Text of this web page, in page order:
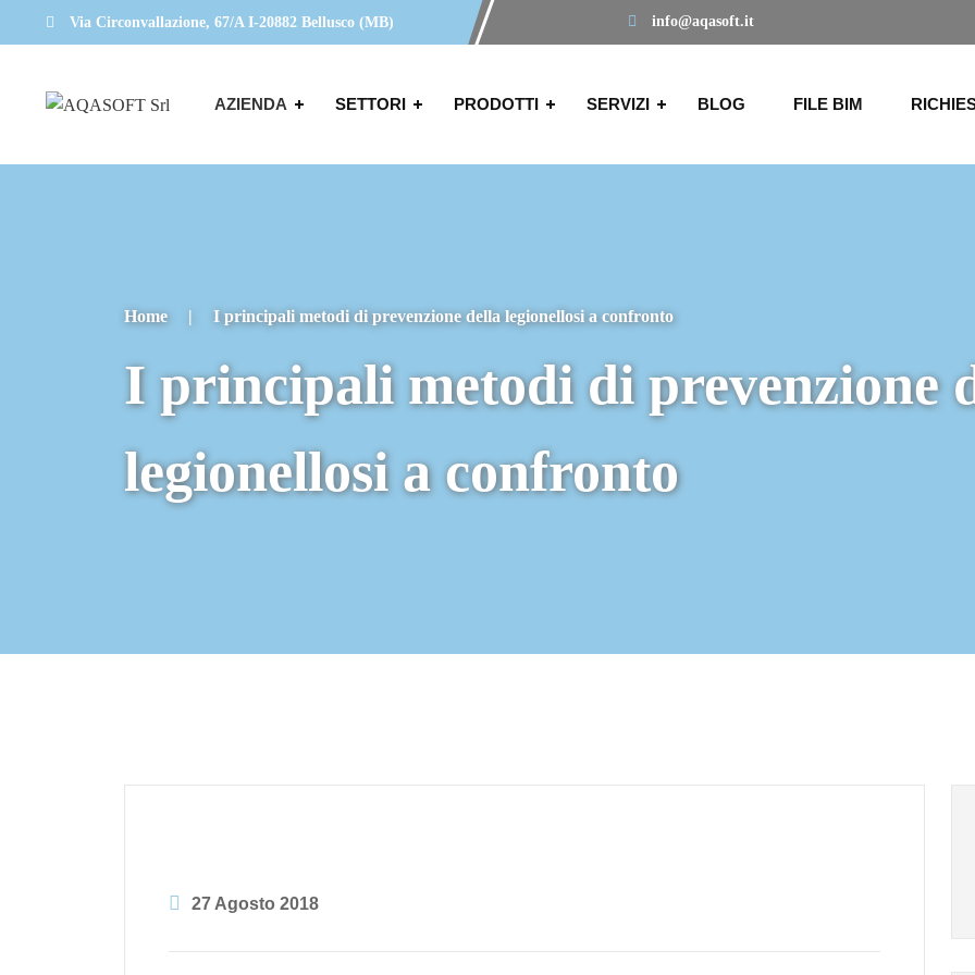
Via Circonvallazione, 67/A I-20882 Bellusco (MB) info@aqasoft.it
AZIENDA SETTORI PRODOTTI SERVIZI BLOG FILE BIM
Home | I principali metodi di prevenzione della legionellosi a confronto
I principali metodi di prevenzione
legionellosi a confronto
27 Agosto 2018